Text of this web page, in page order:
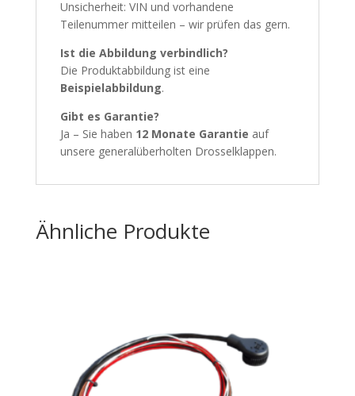
Unsicherheit: VIN und vorhandene
Teilenummer mitteilen – wir prüfen das gern.
Ist die Abbildung verbindlich?
Die Produktabbildung ist eine
Beispielabbildung.
Gibt es Garantie?
Ja – Sie haben 12 Monate Garantie auf
unsere generalüberholten Drosselklappen.
Ähnliche Produkte